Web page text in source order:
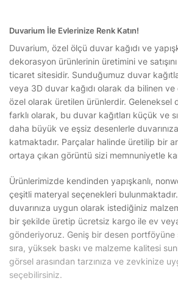
Duvarium İle Evlerinize Renk Katın!
Duvarium, özel ölçü duvar kağıdı ve
dekorasyon ürünlerinin üretimini ve
ticaret sitesidir. Sunduğumuz duvar
veya 3D duvar kağıdı olarak da bilinen ve
özel olarak üretilen ürünlerdir. Geleneksel
farklı olarak, bu duvar kağıtları küçük ve
daha büyük ve eşsiz desenlerle
katmaktadır. Parçalar halinde üretilip bir
ortaya çıkan görüntü sizi memnuniyetle
Ürünlerimizde kendinden yapışkanlı,
çeşitli materyal seçenekleri
duvarınıza uygun olarak istediğiniz
bir şekilde üretip ücretsiz kargo ile ev
gönderiyoruz. Geniş bir desen portföyüne
sıra, yüksek baskı ve malzeme kalitesi
görsel arasından tarzınıza ve zevkinize
seçebilirsiniz.